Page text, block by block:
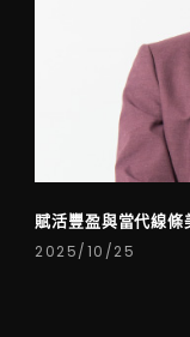
賦活豐盈與當代線條
2025/10/25